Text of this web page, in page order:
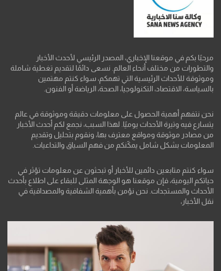
مرحبًا بكم في موقعنا الإخباري، المصدر الرئيسي لأحدث الأخبار
والتطورات من مختلف أنحاء العالم. نسعى دائمًا لتقديم تغطية شاملة
وموثوقة للأحداث الرئيسية التي تهمكم، سواء كنتم مهتمين
بالسياسة، الاقتصاد، التكنولوجيا، الصحة، الرياضة أو الفنون.
نحن نتفهم أهمية الحصول على معلومات دقيقة وموثوقة في عالم
يتسارع فيه وتيرة الأحداث يوميًا. لهذا السبب، نجمع لكم أحدث الأخبار
من مصادر موثوقة ومواقع معترف بها، ونقوم بتحليل وتقديم
المعلومات بشكل شامل يمكّنكم من فهم السياق والتداعيات.
سواء كنتم متابعين دائمين للأخبار أو تبحثون عن معلومات تؤثر في
حياتكم اليومية، فإن موقعنا هو الوجهة المثلى للبقاء على اطلاع بأحدث
الأحداث والمستجدات. نحن نؤمن بأهمية الشفافية والمصداقية في
نقل الأخبار،